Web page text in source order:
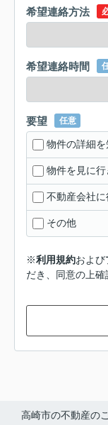
希望連絡方法
希望連絡時間
要望 任意
物件の詳細
物件を見に
不動産会社
その他
※利用規約および
だき、同意の上確
高崎市の不動産の